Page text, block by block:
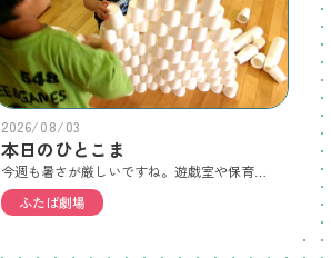
2026/08/03
本日のひとこま
ふたば劇場